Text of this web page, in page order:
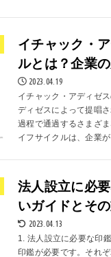
イチャック・
ルとは？企業
2023.04.19
イチャック・アディゼ
ディゼスによって提唱
過程で通過するさまざ
イフサイクルは、企業が
法人設立に必
いガイドとそ
2023.04.13
1. 法人設立に必要な印
印鑑が必要です。それ